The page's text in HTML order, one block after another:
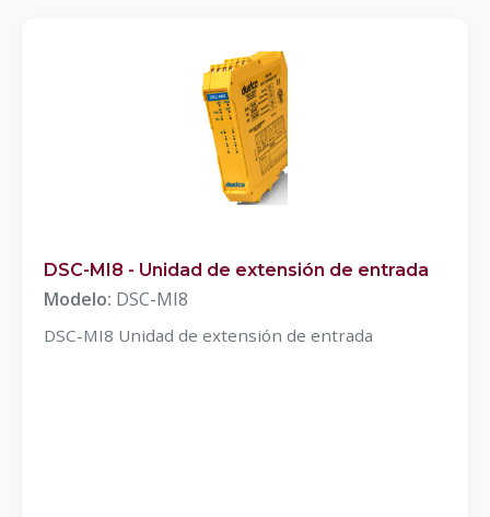
DSC-MI8 - Unidad de extensión de entrada
Modelo: DSC-MI8
DSC-MI8 Unidad de extensión de entrada